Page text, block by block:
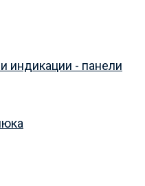
индикации - панели